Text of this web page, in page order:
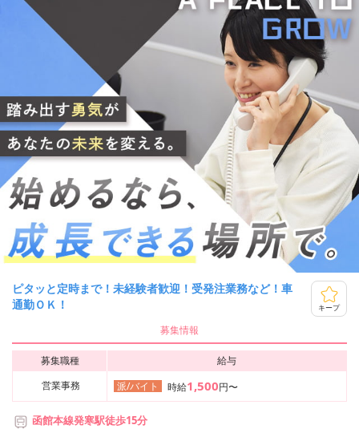
ピタッと定時まで！未経験者歓迎！受発注業務など！車
通勤ＯＫ！
キープ
募集情報
募集職種
給与
営業事務
派/バイト 時給1,500円〜
函館本線発寒駅徒歩15分